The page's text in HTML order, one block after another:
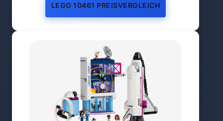
LEGO 10461 PREISVERGLEICH